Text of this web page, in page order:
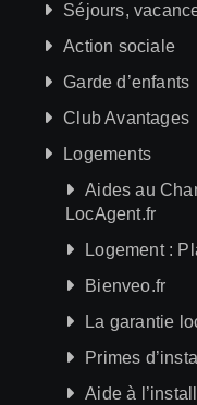
Séjours,
Action sociale
Garde d’enfants
Club Avantages
Logements
Aides au
LocAgent.fr
Logement :
Bienveo.fr
La garantie
Primes
Aide à